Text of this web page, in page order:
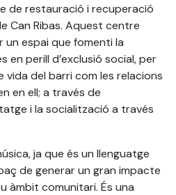
de restauració i recuperació
Can Ribas. Aquest centre
espai que fomenti la
en perill d’exclusió social, per
del barri com les relacions
en ell; a través de
i la socialització a través
ja que és un llenguatge
de generar un gran impacte
àmbit comunitari. És una